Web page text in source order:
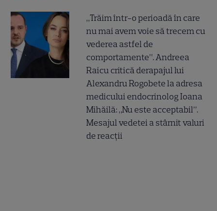
„Trăim într-o perioadă în care
nu mai avem voie să trecem cu
vederea astfel de
comportamente”. Andreea
Raicu critică derapajul lui
Alexandru Rogobete la adresa
medicului endocrinolog Ioana
Mihăilă: „Nu este acceptabil”.
Mesajul vedetei a stârnit valuri
de reacții